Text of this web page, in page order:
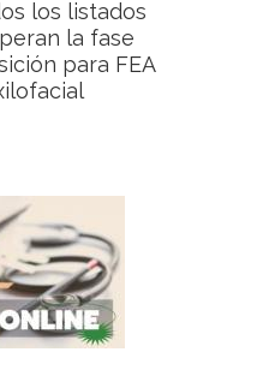
los listados
la fase
para FEA